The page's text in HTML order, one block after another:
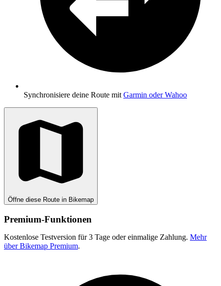
Synchronisiere deine Route mit Garmin oder Wahoo
Öffne diese Route in Bikemap
Premium-Funktionen
Kostenlose Testversion für 3 Tage oder einmalige Zahlung. Mehr
über Bikemap Premium.